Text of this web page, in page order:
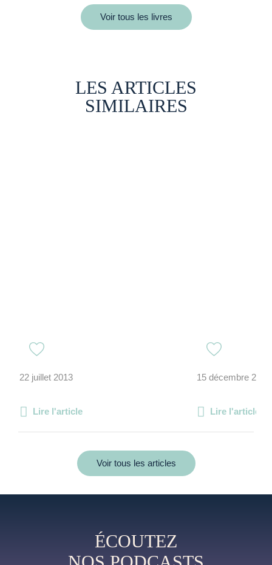
Voir tous les livres
LES ARTICLES
SIMILAIRES
22 juillet 2013
Lire l'article
15 décembre 2022
Lire l'article
Voir tous les articles
ÉCOUTEZ